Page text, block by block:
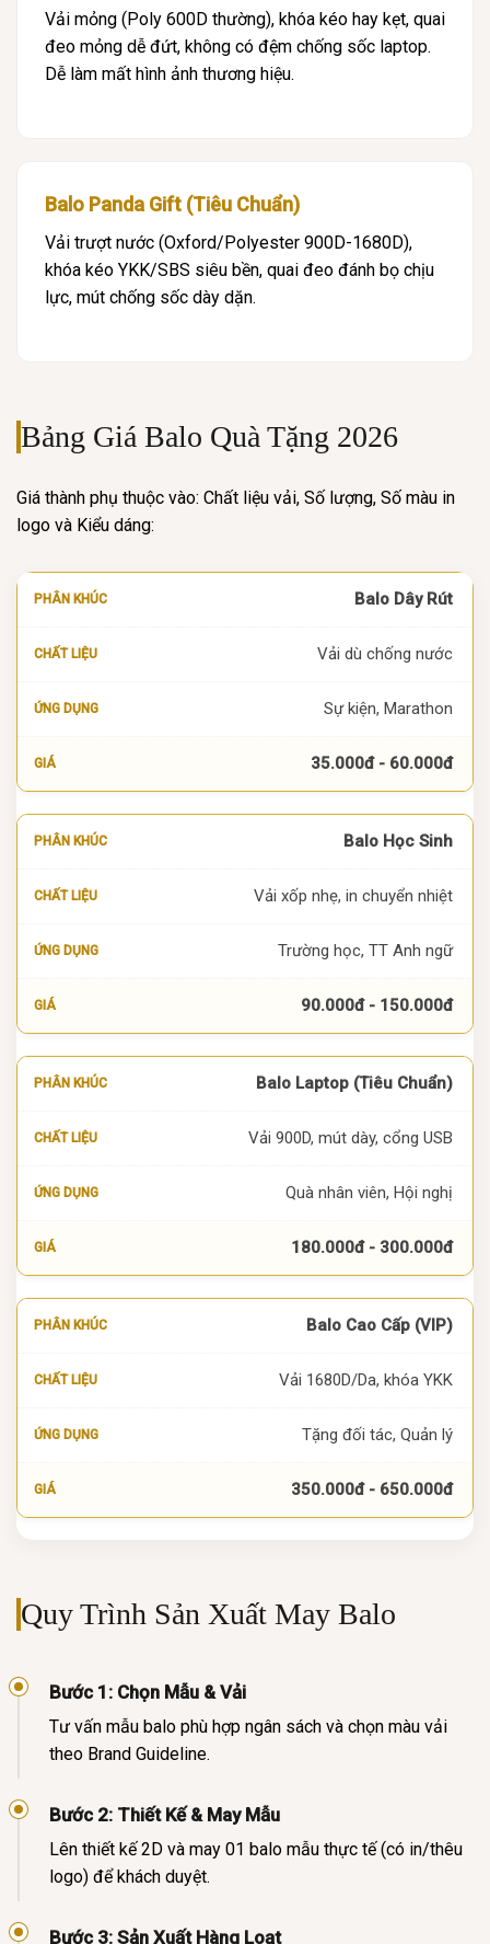
Vải mỏng (Poly 600D thường), khóa kéo hay kẹt, quai
đeo mỏng dễ đứt, không có đệm chống sốc laptop.
Dễ làm mất hình ảnh thương hiệu.
Balo Panda Gift (Tiêu Chuẩn)
Vải trượt nước (Oxford/Polyester 900D-1680D),
khóa kéo YKK/SBS siêu bền, quai đeo đánh bọ chịu
lực, mút chống sốc dày dặn.
Bảng Giá Balo Quà Tặng 2026
Giá thành phụ thuộc vào: Chất liệu vải, Số lượng, Số màu in
logo và Kiểu dáng:
Balo Dây Rút
Vải dù chống nước
Sự kiện, Marathon
35.000đ - 60.000đ
Balo Học Sinh
Vải xốp nhẹ, in chuyển nhiệt
Trường học, TT Anh ngữ
90.000đ - 150.000đ
Balo Laptop (Tiêu Chuẩn)
Vải 900D, mút dày, cổng USB
Quà nhân viên, Hội nghị
180.000đ - 300.000đ
Balo Cao Cấp (VIP)
Vải 1680D/Da, khóa YKK
Tặng đối tác, Quản lý
350.000đ - 650.000đ
Quy Trình Sản Xuất May Balo
Bước 1: Chọn Mẫu & Vải
Tư vấn mẫu balo phù hợp ngân sách và chọn màu vải
theo Brand Guideline.
Bước 2: Thiết Kế & May Mẫu
Lên thiết kế 2D và may 01 balo mẫu thực tế (có in/thêu
logo) để khách duyệt.
Bước 3: Sản Xuất Hàng Loạt